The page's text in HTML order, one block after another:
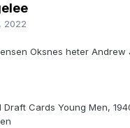
2022
Oksnes heter Andrew
Draft Cards Young Men,